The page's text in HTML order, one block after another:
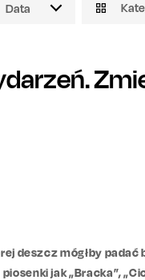
deszcz mógłby
jak „Bracka”,